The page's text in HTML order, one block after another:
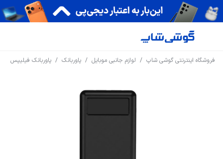
فروشگاه اینترنتی گوشی شاپ / لوازم جانبی موبایل / پاوربانک / پاوربانک فیلیپس